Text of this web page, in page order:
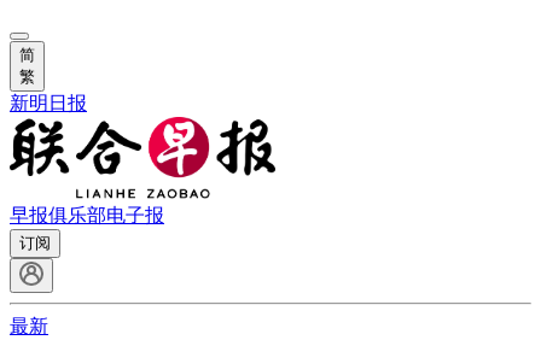
简
繁
新明日报
早报俱乐部电子报
订阅
最新